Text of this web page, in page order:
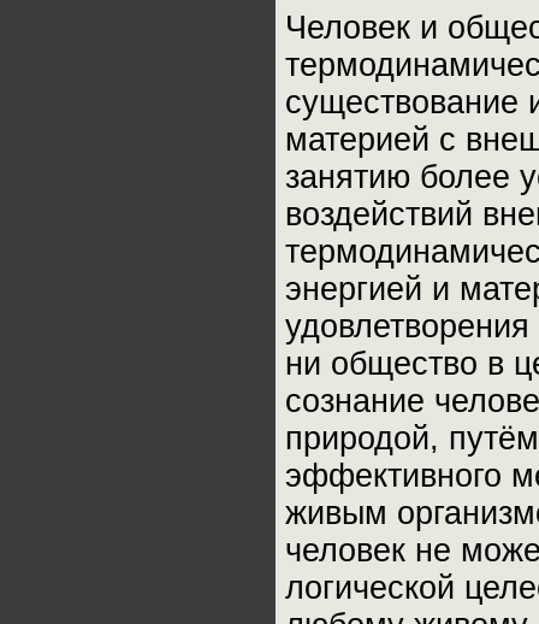
Человек и
существование
материей с
занятию более
воздействий
энергией и
ни общество в
сознание
природой,
эффективного
живым
человек не
логической